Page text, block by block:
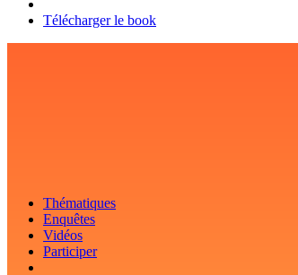
Télécharger le book
Thématiques
Enquêtes
Vidéos
Participer